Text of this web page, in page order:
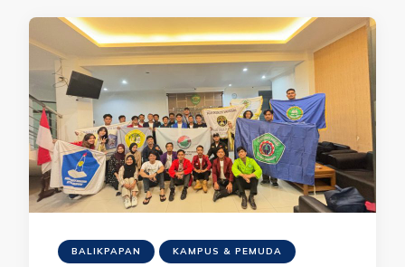
BALIKPAPAN KAMPUS & PEMUDA